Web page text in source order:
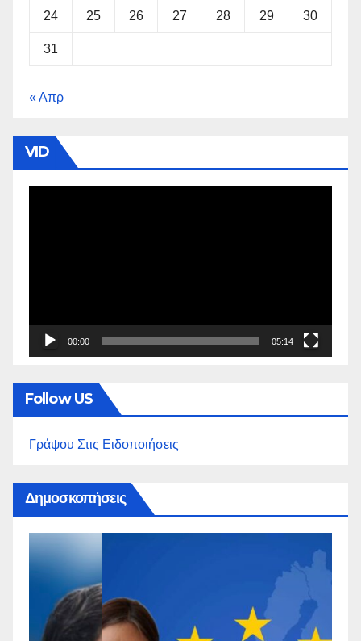
24 25 26 27 28 29 30
31
« Απρ
VID
00:00 05:14
Follow US
Γράψου Στις Ειδοποιήσεις
Δημοσκοπήσεις